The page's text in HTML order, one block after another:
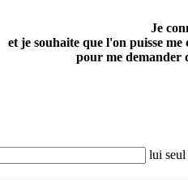
Je
et je souhaite que l'on puisse
pour me demander
lui seul